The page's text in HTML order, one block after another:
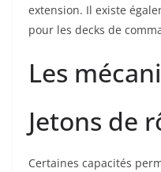
extension. Il existe
pour les decks de
Les
Jetons de
Certaines capacités